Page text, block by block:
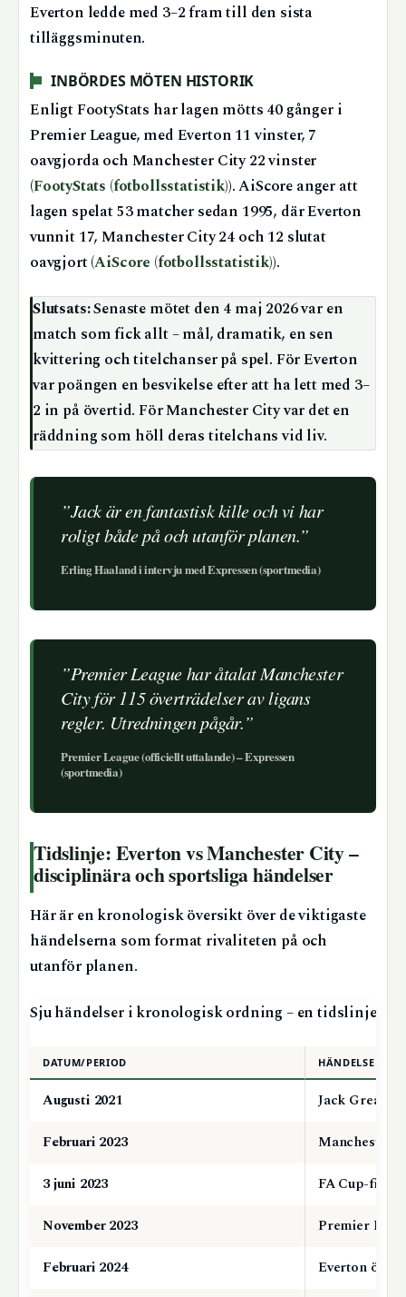
Everton ledde med 3–2 fram till den sista
tilläggsminuten.
INBÖRDES MÖTEN HISTORIK
Enligt FootyStats har lagen mötts 40 gånger i
Premier League, med Everton 11 vinster, 7
oavgjorda och Manchester City 22 vinster
(FootyStats (fotbollsstatistik)). AiScore anger att
lagen spelat 53 matcher sedan 1995, där Everton
vunnit 17, Manchester City 24 och 12 slutat
oavgjort (AiScore (fotbollsstatistik)).
Slutsats:Senaste mötet den 4 maj 2026 var en
match som fick allt – mål, dramatik, en sen
kvittering och titelchanser på spel. För Everton
var poängen en besvikelse efter att ha lett med 3–
2 in på övertid. För Manchester City var det en
räddning som höll deras titelchans vid liv.
”Jack är en fantastisk kille och vi har
roligt både på och utanför planen.”
Erling Haaland i intervju med Expressen (sportmedia)
”Premier League har åtalat Manchester
City för 115 överträdelser av ligans
regler. Utredningen pågår.”
Premier League (officiellt uttalande) – Expressen
(sportmedia)
Tidslinje: Everton vs Manchester City –
disciplinära och sportsliga händelser
Här är en kronologisk översikt över de viktigaste
händelserna som format rivaliteten på och
utanför planen.
Sju händelser i kronologisk ordning – en tidslinje
DATUM/PERIOD HÄNDELSE
Augusti 2021
Jack
Februari 2023
Manchester
3 juni 2023
FA Cup-final:
November 2023
Premier
Februari 2024
Everton